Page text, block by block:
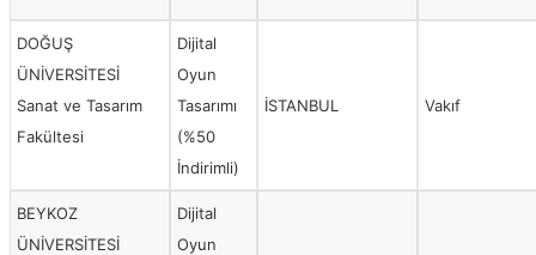
DOĞUŞ
ÜNİVERSİTESİ
Sanat ve Tasarım
Fakültesi
Dijital
Oyun
Tasarımı
(%50
İndirimli)
İSTANBUL Vakıf
BEYKOZ
ÜNİVERSİTESİ
Dijital
Oyun